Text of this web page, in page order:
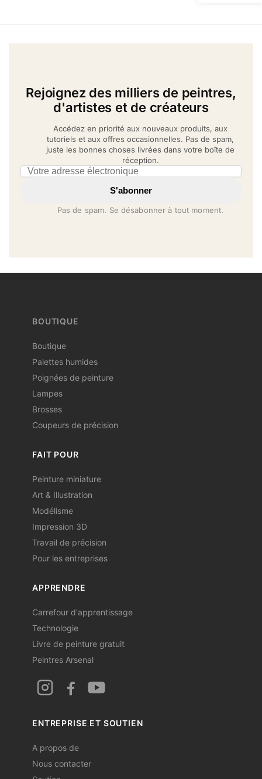
Rejoignez des milliers de peintres,
d'artistes et de créateurs
Accédez en priorité aux nouveaux produits, aux
tutoriels et aux offres occasionnelles. Pas de spam,
juste les bonnes choses livrées dans votre boîte de
réception.
Email address
S'abonner
Pas de spam. Se désabonner à tout moment.
BOUTIQUE
Boutique
Palettes humides
Poignées de peinture
Lampes
Brosses
Coupeurs de précision
FAIT POUR
Peinture miniature
Art & Illustration
Modélisme
Impression 3D
Travail de précision
Pour les entreprises
APPRENDRE
Carrefour d'apprentissage
Technologie
Livre de peinture gratuit
Peintres Arsenal
ENTREPRISE ET SOUTIEN
A propos de
Nous contacter